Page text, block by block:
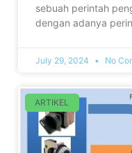
sebuah perintah
dengan adanya
July 29, 2024 No
ARTIKEL